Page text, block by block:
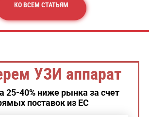
КО ВСЕМ СТАТЬЯМ
УЗИ аппарат
25-40% ниже рынка за счет
поставок из ЕС